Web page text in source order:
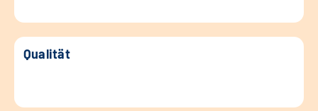
Qualität